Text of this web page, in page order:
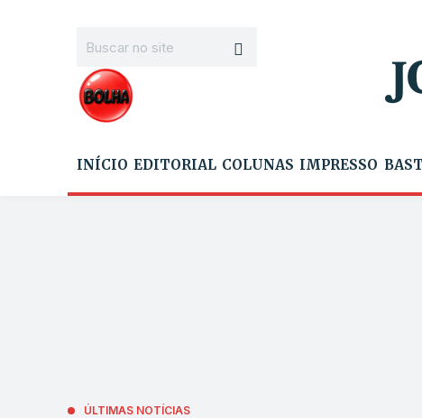
INÍCIO EDITORIAL COLUNAS IMPRESSO
ÚLTIMAS NOTÍCIAS